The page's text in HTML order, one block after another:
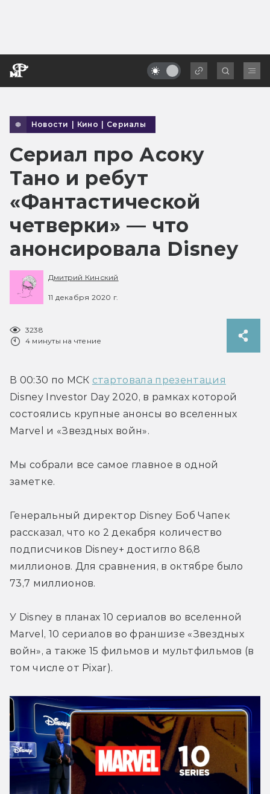
Новости | Кино | Сериалы
Сериал про Асоку
Тано и ребут
«Фантастической
четверки» — что
анонсировала Disney
Дмитрий Кинский
11 декабря 2020 г.
3238
4 минуты на чтение
В 00:30 по МСК стартовала презентация
Disney Investor Day 2020, в рамках которой
состоялись крупные анонсы во вселенных
Marvel и «Звездных войн».
Мы собрали все самое главное в одной
заметке.
Генеральный директор Disney Боб Чапек
рассказал, что ко 2 декабря количество
подписчиков Disney+ достигло 86,8
миллионов. Для сравнения, в октябре было
73,7 миллионов.
У Disney в планах 10 сериалов во вселенной
Marvel, 10 сериалов во франшизе «Звездных
войн», а также 15 фильмов и мультфильмов (в
том числе от Pixar).